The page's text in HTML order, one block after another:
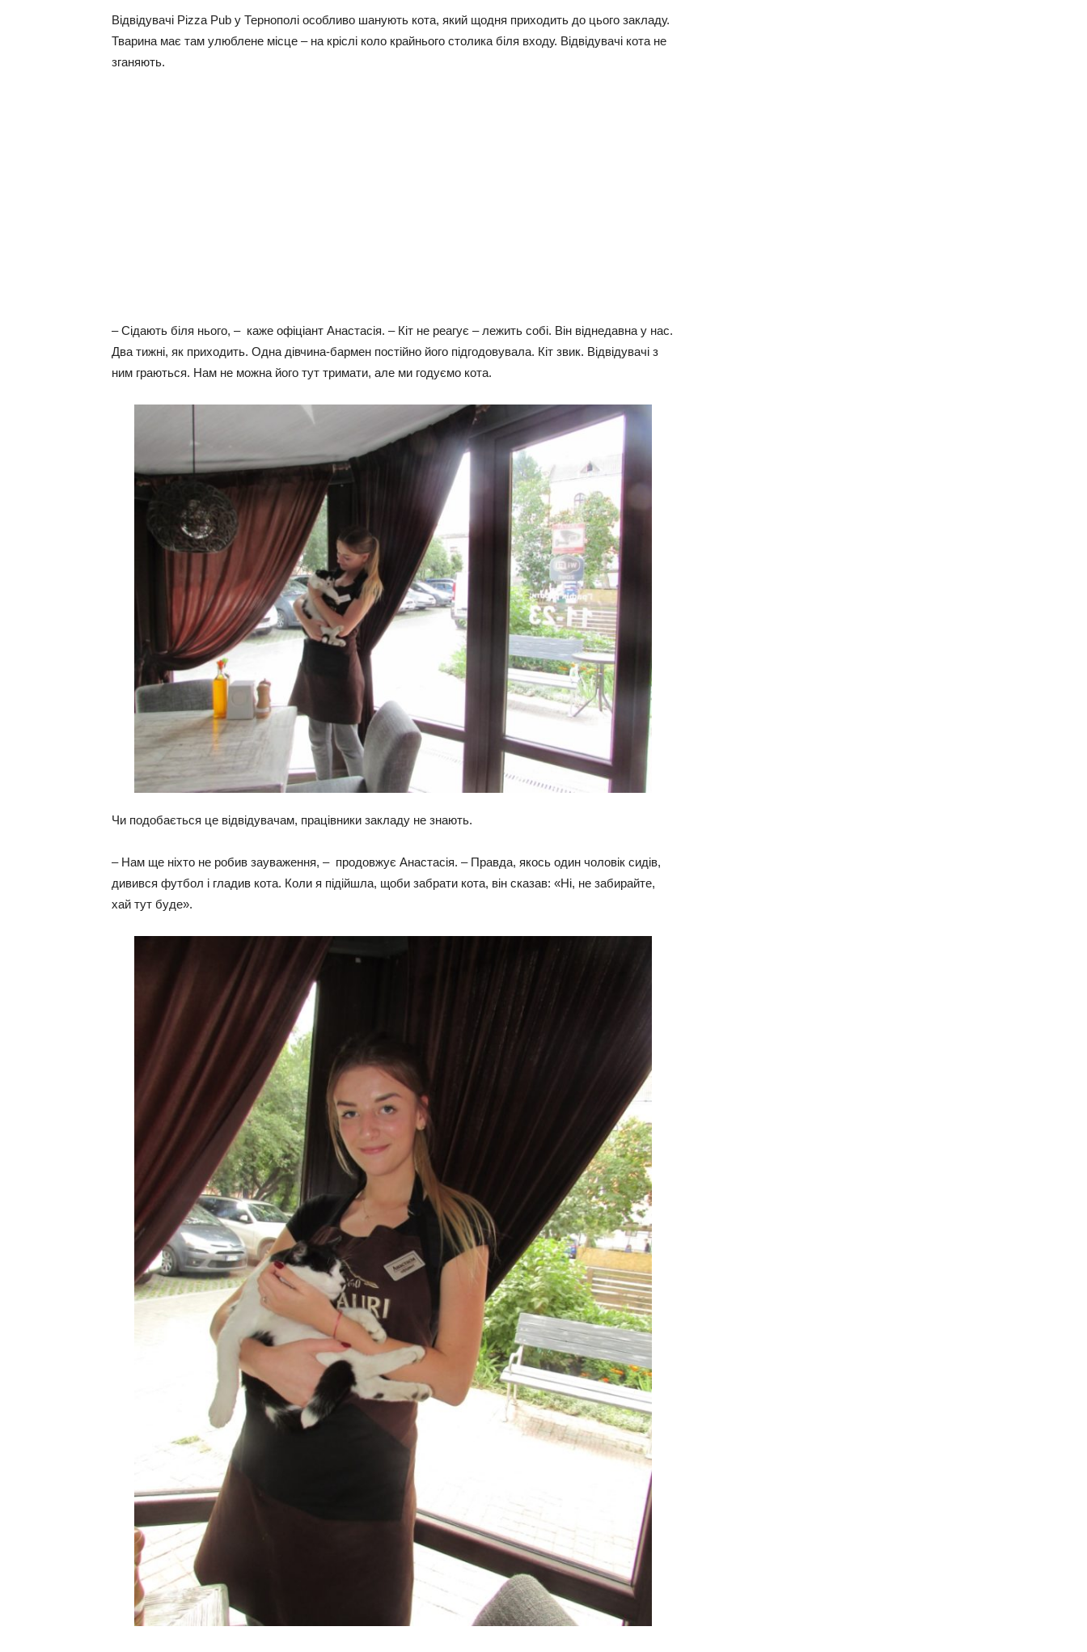
Відвідувачі Pizza Pub у Тернополі особливо шанують кота, який щодня приходить до цього закладу.
Тварина має там улюблене місце – на кріслі коло крайнього столика біля входу. Відвідувачі кота не
зганяють.
– Сідають біля нього, – каже офіціант Анастасія. – Кіт не реагує – лежить собі. Він віднедавна у нас.
Два тижні, як приходить. Одна дівчина-бармен постійно його підгодовувала. Кіт звик. Відвідувачі з
ним граються. Нам не можна його тут тримати, але ми годуємо кота.
Чи подобається це відвідувачам, працівники закладу не знають.
– Нам ще ніхто не робив зауваження, – продовжує Анастасія. – Правда, якось один чоловік сидів,
дивився футбол і гладив кота. Коли я підійшла, щоби забрати кота, він сказав: «Ні, не забирайте,
хай тут буде».